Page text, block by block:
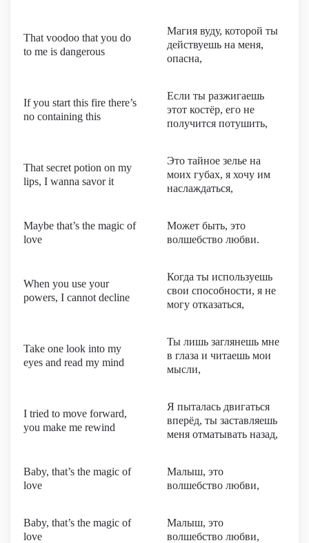
That voodoo that you do
to me is dangerous
Магия вуду, которой ты
действуешь на меня,
опасна,
If you start this fire there’s
no containing this
Если ты разжигаешь
этот костёр, его не
получится потушить,
That secret potion on my
lips, I wanna savor it
Это тайное зелье на
моих губах, я хочу им
наслаждаться,
Maybe that’s the magic of
love
Может быть, это
волшебство любви.
When you use your
powers, I cannot decline
Когда ты используешь
свои способности, я не
могу отказаться,
Take one look into my
eyes and read my mind
Ты лишь заглянешь мне
в глаза и читаешь мои
мысли,
I tried to move forward,
you make me rewind
Я пыталась двигаться
вперёд, ты заставляешь
меня отматывать назад,
Baby, that’s the magic of
love
Малыш, это
волшебство любви,
Baby, that’s the magic of
love
Малыш, это
волшебство любви,